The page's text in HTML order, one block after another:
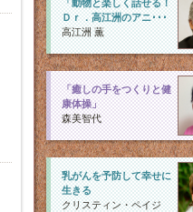
「動物と楽しく話せる！
Ｄｒ．高江洲のアニ･･･
高江洲 薫
「癒しの手をつくりと健
康体操」
森美智代
乳がんを予防して幸せに
生きる
クリスティン・ペイジ